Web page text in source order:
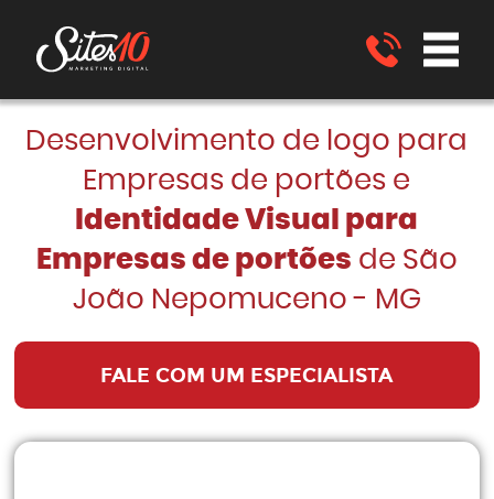
Desenvolvimento de logo para
Empresas de portões e
Identidade Visual para
Empresas de portões de São
João Nepomuceno - MG
FALE COM UM ESPECIALISTA